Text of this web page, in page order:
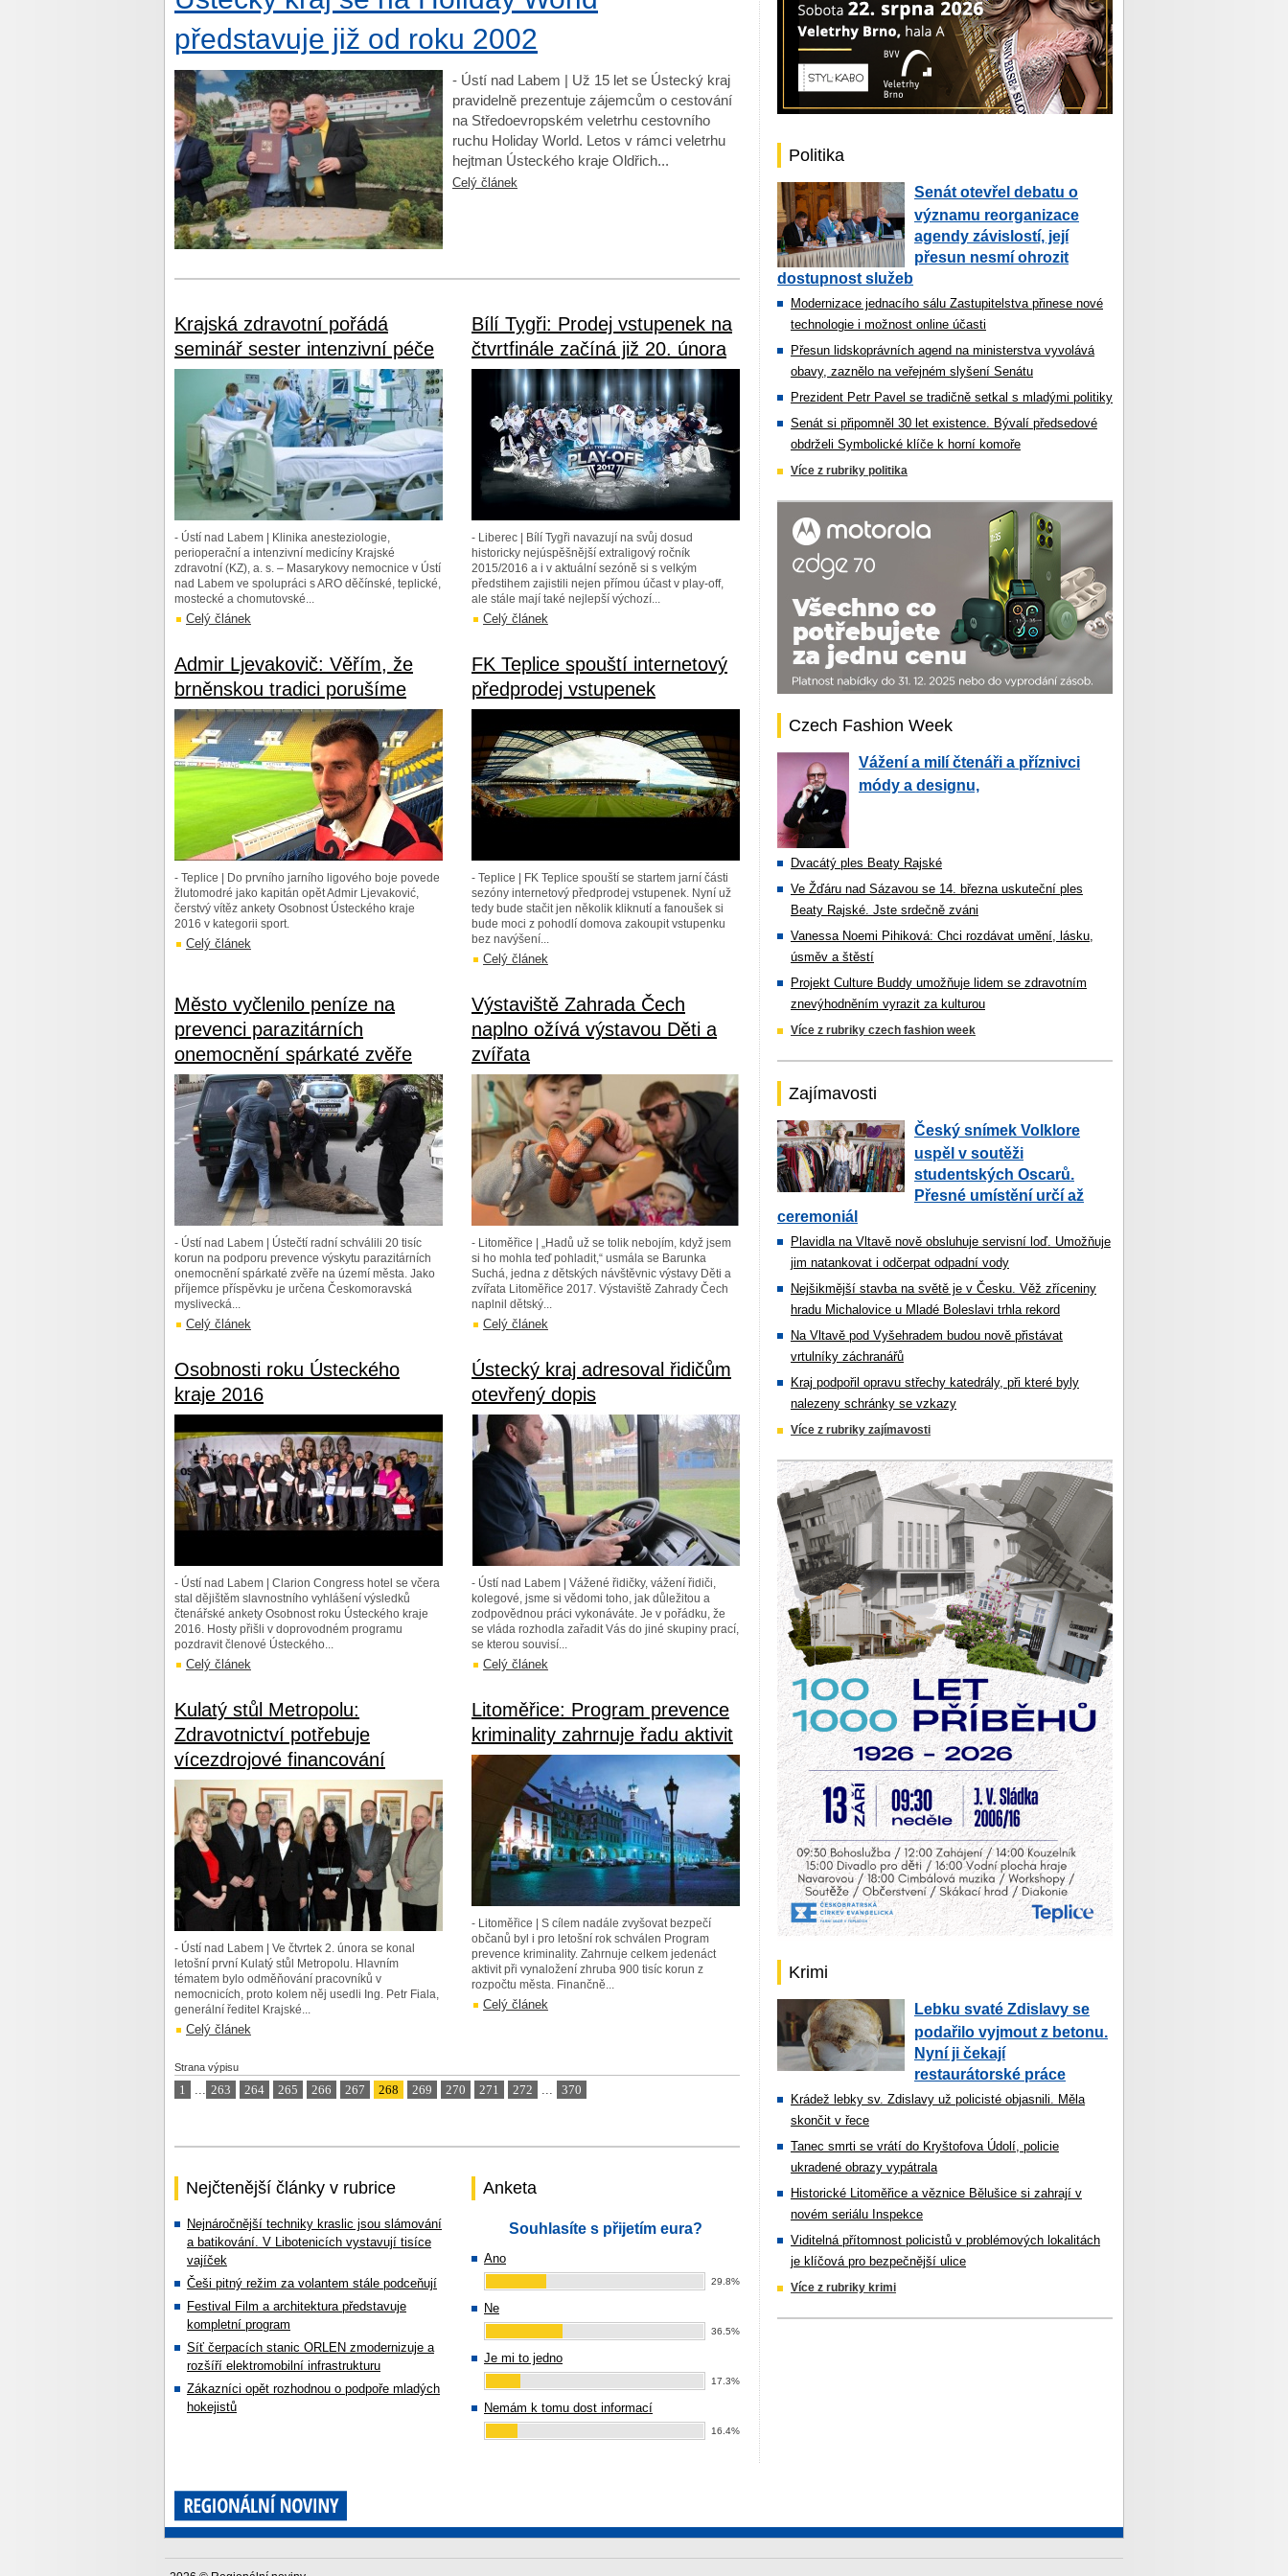
představuje již od roku 2002
- Ústí nad Labem | Už 15 let se Ústecký kraj
pravidelně prezentuje zájemcům o cestování
na Středoevropském veletrhu cestovního
ruchu Holiday World. Letos v rámci veletrhu
hejtman Ústeckého kraje Oldřich...
Celý článek
Krajská zdravotní pořádá
seminář sester intenzivní péče
- Ústí nad Labem | Klinika anesteziologie,
perioperační a intenzivní medicíny Krajské
zdravotní (KZ), a. s. – Masarykovy nemocnice v Ústí
nad Labem ve spolupráci s ARO děčínské, teplické,
mostecké a chomutovské...
Celý článek
Bílí Tygři: Prodej vstupenek na
čtvrtfinále začíná již 20. února
- Liberec | Bílí Tygři navazují na svůj dosud
historicky nejúspěšnější extraligový ročník
2015/2016 a i v aktuální sezóně si s velkým
předstihem zajistili nejen přímou účast v play-off,
ale stále mají také nejlepší výchozí...
Celý článek
Admir Ljevakovič: Věřím, že
brněnskou tradici porušíme
- Teplice | Do prvního jarního ligového boje povede
žlutomodré jako kapitán opět Admir Ljevaković,
čerstvý vítěz ankety Osobnost Ústeckého kraje
2016 v kategorii sport.
Celý článek
FK Teplice spouští internetový
předprodej vstupenek
- Teplice | FK Teplice spouští se startem jarní části
sezóny internetový předprodej vstupenek. Nyní už
tedy bude stačit jen několik kliknutí a fanoušek si
bude moci z pohodlí domova zakoupit vstupenku
bez navýšení...
Celý článek
Město vyčlenilo peníze na
prevenci parazitárních
onemocnění spárkaté zvěře
- Ústí nad Labem | Ústečtí radní schválili 20 tisíc
korun na podporu prevence výskytu parazitárních
onemocnění spárkaté zvěře na území města. Jako
příjemce příspěvku je určena Českomoravská
myslivecká...
Celý článek
Výstaviště Zahrada Čech
naplno ožívá výstavou Děti a
zvířata
- Litoměřice | „Hadů už se tolik nebojím, když jsem
si ho mohla teď pohladit,“ usmála se Barunka
Suchá, jedna z dětských návštěvnic výstavy Děti a
zvířata Litoměřice 2017. Výstaviště Zahrady Čech
naplnil dětský...
Celý článek
Osobnosti roku Ústeckého
kraje 2016
- Ústí nad Labem | Clarion Congress hotel se včera
stal dějištěm slavnostního vyhlášení výsledků
čtenářské ankety Osobnost roku Ústeckého kraje
2016. Hosty přišli v doprovodném programu
pozdravit členové Ústeckého...
Celý článek
Ústecký kraj adresoval řidičům
otevřený dopis
- Ústí nad Labem | Vážené řidičky, vážení řidiči,
kolegové, jsme si vědomi toho, jak důležitou a
zodpovědnou práci vykonáváte. Je v pořádku, že
se vláda rozhodla zařadit Vás do jiné skupiny prací,
se kterou souvisí...
Celý článek
Kulatý stůl Metropolu:
Zdravotnictví potřebuje
vícezdrojové financování
- Ústí nad Labem | Ve čtvrtek 2. února se konal
letošní první Kulatý stůl Metropolu. Hlavním
tématem bylo odměňování pracovníků v
nemocnicích, proto kolem něj usedli Ing. Petr Fiala,
generální ředitel Krajské...
Celý článek
Litoměřice: Program prevence
kriminality zahrnuje řadu aktivit
- Litoměřice | S cílem nadále zvyšovat bezpečí
občanů byl i pro letošní rok schválen Program
prevence kriminality. Zahrnuje celkem jedenáct
aktivit při vynaložení zhruba 900 tisíc korun z
rozpočtu města. Finančně...
Celý článek
Strana výpisu
1 ... 263 264 265 266 267 268 269 270 271 272 ... 370
Nejčtenější články v rubrice
Nejnáročnější techniky kraslic jsou slámování
a batikování. V Libotenicích vystavují tisíce
vajíček
Češi pitný režim za volantem stále podceňují
Festival Film a architektura představuje
kompletní program
Síť čerpacích stanic ORLEN zmodernizuje a
rozšíří elektromobilní infrastrukturu
Zákazníci opět rozhodnou o podpoře mladých
hokejistů
Anketa
Souhlasíte s přijetím eura?
Ano
29.8%
Ne
36.5%
Je mi to jedno
17.3%
Nemám k tomu dost informací
16.4%
Politika
Senát otevřel debatu o
významu reorganizace
agendy závislostí, její
přesun nesmí ohrozit
dostupnost služeb
Modernizace jednacího sálu Zastupitelstva přinese nové
technologie i možnost online účasti
Přesun lidskoprávních agend na ministerstva vyvolává
obavy, zaznělo na veřejném slyšení Senátu
Prezident Petr Pavel se tradičně setkal s mladými politiky
Senát si připomněl 30 let existence. Bývalí předsedové
obdrželi Symbolické klíče k horní komoře
Více z rubriky politika
Czech Fashion Week
Vážení a milí čtenáři a příznivci
módy a designu,
Dvacátý ples Beaty Rajské
Ve Žďáru nad Sázavou se 14. března uskuteční ples
Beaty Rajské. Jste srdečně zváni
Vanessa Noemi Pihiková: Chci rozdávat umění, lásku,
úsměv a štěstí
Projekt Culture Buddy umožňuje lidem se zdravotním
znevýhodněním vyrazit za kulturou
Více z rubriky czech fashion week
Zajímavosti
Český snímek Volklore
uspěl v soutěži
studentských Oscarů.
Přesné umístění určí až
ceremoniál
Plavidla na Vltavě nově obsluhuje servisní loď. Umožňuje
jim natankovat i odčerpat odpadní vody
Nejšikmější stavba na světě je v Česku. Věž zříceniny
hradu Michalovice u Mladé Boleslavi trhla rekord
Na Vltavě pod Vyšehradem budou nově přistávat
vrtulníky záchranářů
Kraj podpořil opravu střechy katedrály, při které byly
nalezeny schránky se vzkazy
Více z rubriky zajímavosti
Krimi
Lebku svaté Zdislavy se
podařilo vyjmout z betonu.
Nyní ji čekají
restaurátorské práce
Krádež lebky sv. Zdislavy už policisté objasnili. Měla
skončit v řece
Tanec smrti se vrátí do Kryštofova Údolí, policie
ukradené obrazy vypátrala
Historické Litoměřice a věznice Bělušice si zahrají v
novém seriálu Inspekce
Viditelná přítomnost policistů v problémových lokalitách
je klíčová pro bezpečnější ulice
Více z rubriky krimi